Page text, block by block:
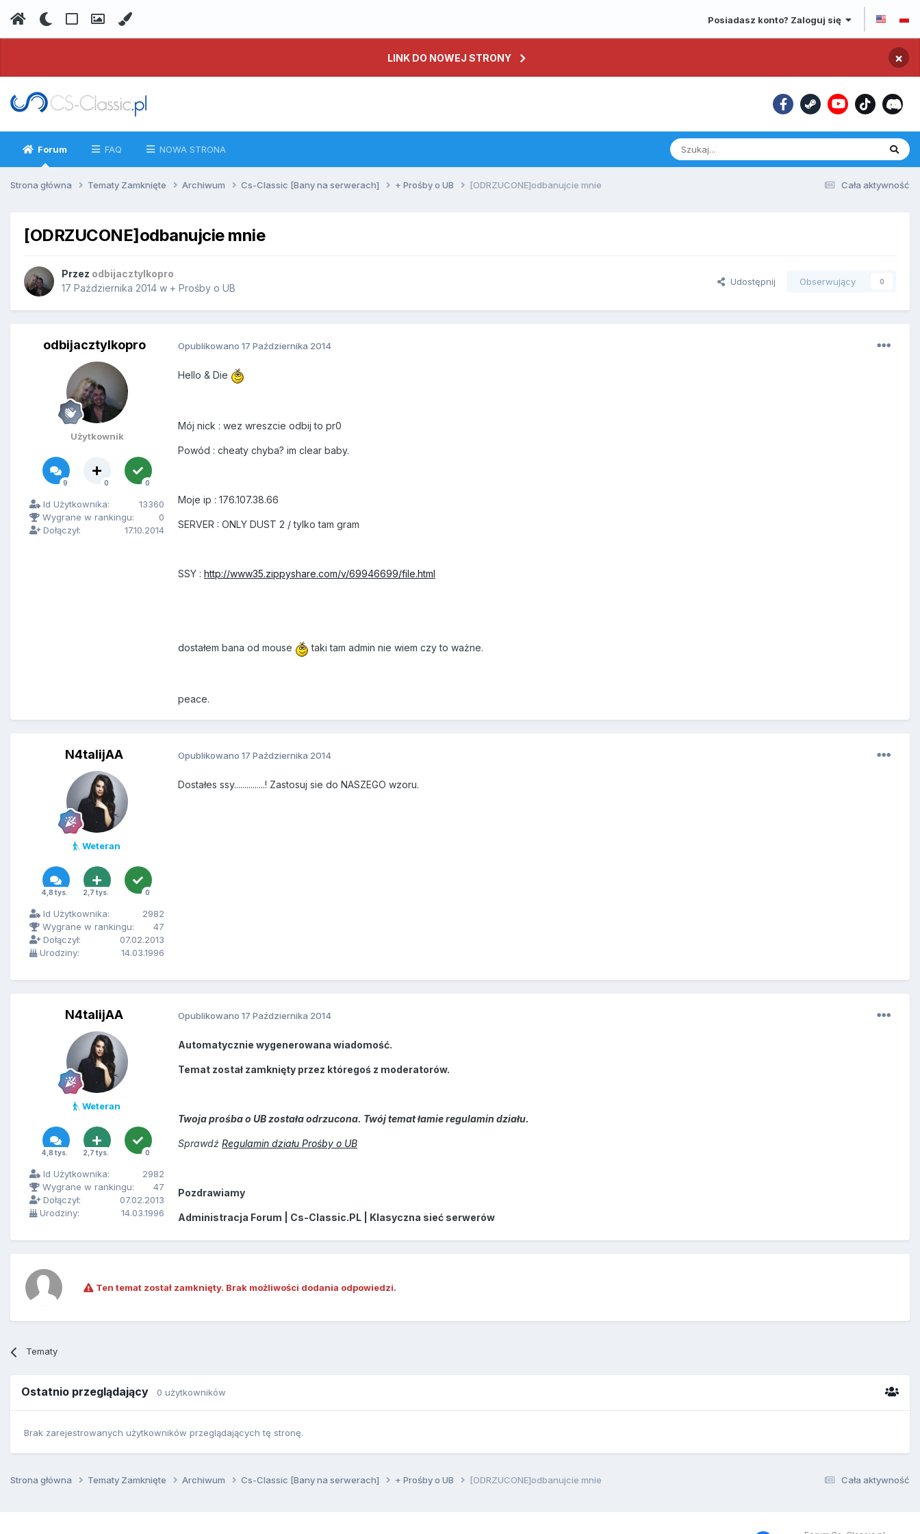
Posiadasz konto? Zaloguj się
LINK DO NOWEJ STRONY ×
Forum FAQ NOWA STRONA
Cała aktywność
Strona główna Tematy Zamknięte Archiwum Cs-Classic [Bany na serwerach] + Prośby o UB [ODRZUCONE]odbanujcie mnie
[ODRZUCONE]odbanujcie mnie
Przez odbijacztylkopro
17 Października 2014 w + Prośby o UB
Udostępnij Obserwujący 0
odbijacztylkopro
Użytkownik
9 0 0
Id Użytkownika:
13360
Wygrane w rankingu:
0
Dołączył:
17.10.2014
Opublikowano 17 Października 2014
Hello & Die
Mój nick : wez wreszcie odbij to pr0
Powód : cheaty chyba? im clear baby.
Moje ip : 176.107.38.66
SERVER : ONLY DUST 2 / tylko tam gram
SSY : http://www35.zippyshare.com/v/69946699/file.html
dostałem bana od mouse taki tam admin nie wiem czy to ważne.
peace.
N4talijAA
Weteran
4,8 tys. 2,7 tys. 0
Id Użytkownika:
2982
Wygrane w rankingu:
47
Dołączył:
07.02.2013
Urodziny:
14.03.1996
Opublikowano 17 Października 2014
Dostałes ssy...............! Zastosuj sie do NASZEGO wzoru.
N4talijAA
Weteran
4,8 tys. 2,7 tys. 0
Id Użytkownika:
2982
Wygrane w rankingu:
47
Dołączył:
07.02.2013
Urodziny:
14.03.1996
Opublikowano 17 Października 2014
Automatycznie wygenerowana wiadomość.
Temat został zamknięty przez któregoś z moderatorów.
Twoja prośba o UB została odrzucona. Twój temat łamie regulamin działu.
Sprawdź Regulamin działu Prośby o UB
Pozdrawiamy
Administracja Forum | Cs-Classic.PL | Klasyczna sieć serwerów
Ten temat został zamknięty. Brak możliwości dodania odpowiedzi.
Tematy
Ostatnio przeglądający 0 użytkowników
Brak zarejestrowanych użytkowników przeglądających tę stronę.
Cała aktywność
Strona główna Tematy Zamknięte Archiwum Cs-Classic [Bany na serwerach] + Prośby o UB [ODRZUCONE]odbanujcie mnie